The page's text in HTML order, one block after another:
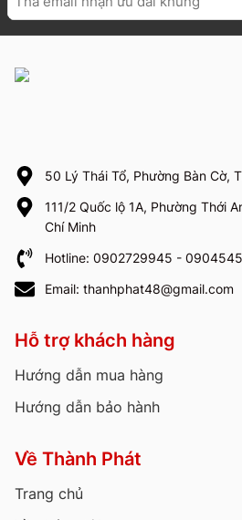
50 Lý Thái Tổ, Phường Bàn Cờ,
111/2 Quốc lộ 1A, Phường Thới
Chí Minh
Hotline: 0902729945 -
Email: thanhphat48@gmail.com
Hỗ trợ khách hàng
Hướng dẫn mua hàng
Hướng dẫn bảo hành
Về Thành Phát
Trang chủ